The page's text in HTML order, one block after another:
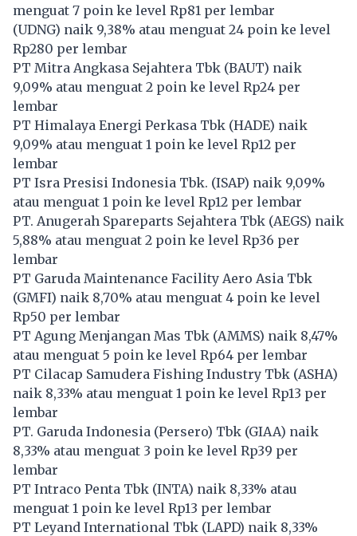
menguat 7 poin ke level Rp81 per lembar
(UDNG) naik 9,38% atau menguat 24 poin ke level
Rp280 per lembar
PT Mitra Angkasa Sejahtera Tbk (BAUT) naik
9,09% atau menguat 2 poin ke level Rp24 per
lembar
PT Himalaya Energi Perkasa Tbk (HADE) naik
9,09% atau menguat 1 poin ke level Rp12 per
lembar
PT Isra Presisi Indonesia Tbk. (ISAP) naik 9,09%
atau menguat 1 poin ke level Rp12 per lembar
PT. Anugerah Spareparts Sejahtera Tbk (AEGS) naik
5,88% atau menguat 2 poin ke level Rp36 per
lembar
PT Garuda Maintenance Facility Aero Asia Tbk
(GMFI) naik 8,70% atau menguat 4 poin ke level
Rp50 per lembar
PT Agung Menjangan Mas Tbk (AMMS) naik 8,47%
atau menguat 5 poin ke level Rp64 per lembar
PT Cilacap Samudera Fishing Industry Tbk (ASHA)
naik 8,33% atau menguat 1 poin ke level Rp13 per
lembar
PT. Garuda Indonesia (Persero) Tbk (GIAA) naik
8,33% atau menguat 3 poin ke level Rp39 per
lembar
PT Intraco Penta Tbk (INTA) naik 8,33% atau
menguat 1 poin ke level Rp13 per lembar
PT Leyand International Tbk (LAPD) naik 8,33%